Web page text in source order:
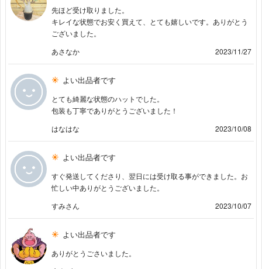
先ほど受け取りました。
キレイな状態でお安く買えて、とても嬉しいです。ありがとう
ございました。
あさなか
2023/11/27
よい出品者です
とても綺麗な状態のハットでした。
包装も丁寧でありがとうございました！
はなはな
2023/10/08
よい出品者です
すぐ発送してくださり、翌日には受け取る事ができました。お
忙しい中ありがとうございました。
すみさん
2023/10/07
よい出品者です
ありがとうごさいました。